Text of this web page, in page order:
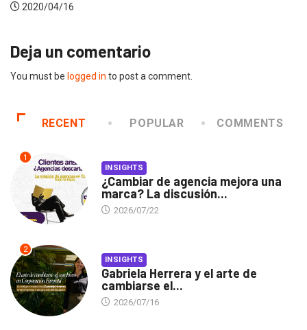
Deja un comentario
You must be logged in to post a comment.
RECENT POPULAR COMMENTS
1
INSIGHTS
¿Cambiar de agencia mejora una
marca? La discusión...
2026/07/22
2
INSIGHTS
Gabriela Herrera y el arte de
cambiarse el...
2026/07/16